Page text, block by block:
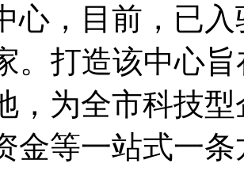
心，目前，已
。打造该中心
，为全市科技
金等一站式一